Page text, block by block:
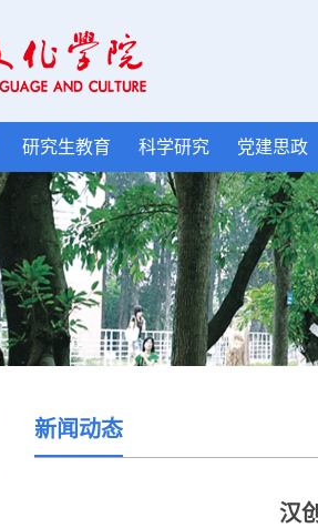
研究生教育 科学研究 党建思政
新闻动态
汉